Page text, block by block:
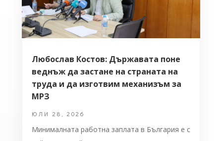
Любослав Костов: Държавата поне
веднъж да застане на страната на
труда и да изготвим механизъм за
МРЗ
ЮЛИ 28, 2026
Минималната работна заплата в България е с